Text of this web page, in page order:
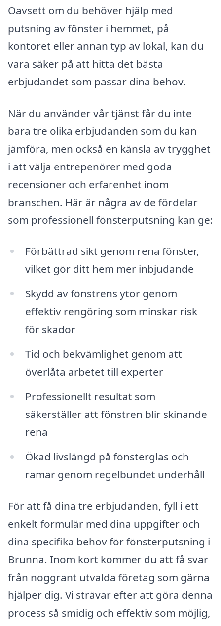
Oavsett om du behöver hjälp med
putsning av fönster i hemmet, på
kontoret eller annan typ av lokal, kan du
vara säker på att hitta det bästa
erbjudandet som passar dina behov.
När du använder vår tjänst får du inte
bara tre olika erbjudanden som du kan
jämföra, men också en känsla av trygghet
i att välja entrepenörer med goda
recensioner och erfarenhet inom
branschen. Här är några av de fördelar
som professionell fönsterputsning kan ge:
Förbättrad sikt genom rena fönster,
vilket gör ditt hem mer inbjudande
Skydd av fönstrens ytor genom
effektiv rengöring som minskar risk
för skador
Tid och bekvämlighet genom att
överlåta arbetet till experter
Professionellt resultat som
säkerställer att fönstren blir skinande
rena
Ökad livslängd på fönsterglas och
ramar genom regelbundet underhåll
För att få dina tre erbjudanden, fyll i ett
enkelt formulär med dina uppgifter och
dina specifika behov för fönsterputsning i
Brunna. Inom kort kommer du att få svar
från noggrant utvalda företag som gärna
hjälper dig. Vi strävar efter att göra denna
process så smidig och effektiv som möjlig,